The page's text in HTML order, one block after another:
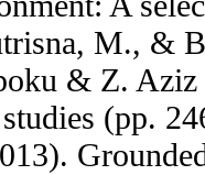
M., &
& Z. Aziz
(pp.